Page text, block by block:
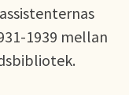
1939 mellan